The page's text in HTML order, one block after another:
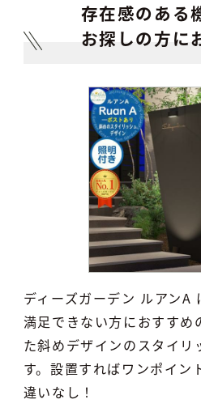
存在感のある
お探しの方に
ディーズガーデン ルアンA
満足できない方におすすめ
た斜めデザインのスタイリ
す。設置すればワンポイン
違いなし！